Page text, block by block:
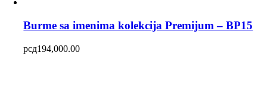
Burme sa imenima kolekcija Premijum – BP15
рсд194,000.00